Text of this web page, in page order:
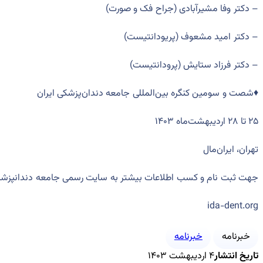
– دکتر وفا مشیرآبادی (جراح فک و صورت)
– دکتر امید مشعوف (پریودانتیست)
– دکتر فرزاد ستایش (پرودانتیست)
♦️شصت و سومین کنگره‌ بین‌المللی جامعه دندان‌پزشکی ایران
۲۵ تا ۲۸ اردیبهشت‌ماه ۱۴۰۳
تهران، ایران‌مال
جهت ثبت نام و کسب اطلاعات بیشتر به سایت رسمی جامعه
ida-dent.org
خبرنامه
خبرنامه
تاریخ انتشار۴ اردیبهشت ۱۴۰۳